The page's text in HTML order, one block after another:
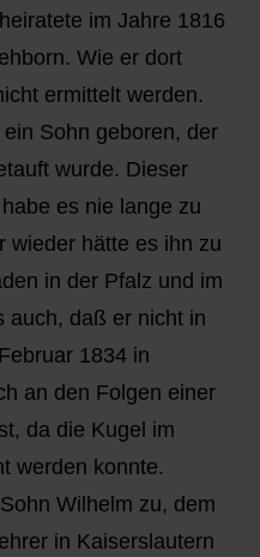
im Jahre 1816
Wie er dort
ermittelt werden.
Sohn geboren, der
wurde. Dieser
es nie lange zu
wieder hätte es ihn zu
in der Pfalz und im
auch, daß er nicht in
1834 in
an den Folgen einer
da die Kugel im
werden konnte.
Wilhelm zu, dem
in Kaiserslautern